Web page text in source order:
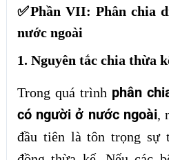
✅Phần VII: Phân chia
nước ngoài
1. Nguyên tắc chia thừa
Trong quá trình phân
có người ở nước ngoài,
đầu tiên là tôn trọng sự